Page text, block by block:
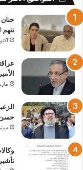
تتهم
أكتوبر
مارس
حسن
سبتمبر